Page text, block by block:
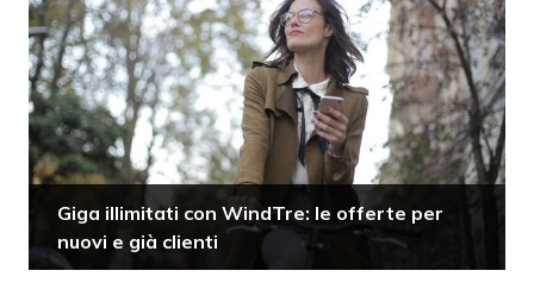
Giga illimitati con WindTre: le offerte per
nuovi e già clienti